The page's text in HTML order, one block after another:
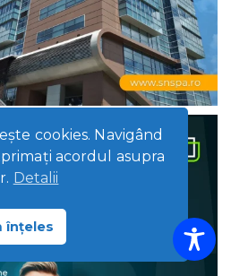
cookies. Navigând
acordul asupra
Detalii
înțeles